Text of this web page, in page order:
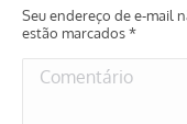
Seu endereço de e-mail
estão marcados*
Comentário